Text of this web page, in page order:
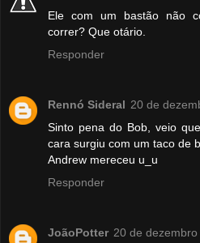
Ele com um bastão não
correr? Que otário.
Responder
Rennó Sideral 20 de
Sinto pena do Bob, veio
cara surgiu com um taco de
Andrew mereceu u_u
Responder
JoãoPotter 20 de